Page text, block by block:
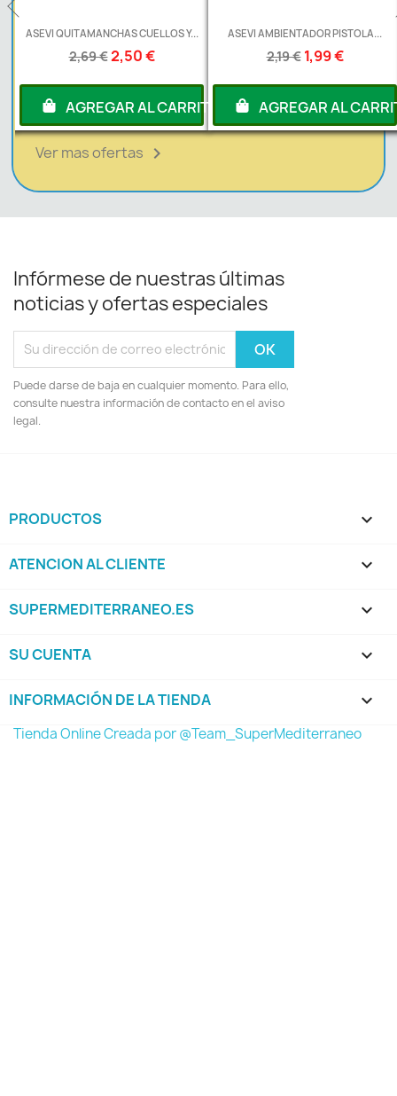
ASEVI QUITAMANCHAS CUELLOS Y...
2,69 €2,50 €
AGREGAR AL CARRITO
ASEVI AMBIENTADOR PISTOLA...
2,19 € 1,99 €
AGREGAR AL
Ver mas ofertas 
Infórmese de nuestras últimas
noticias y ofertas especiales
Puede darse de baja en cualquier momento. Para ello,
consulte nuestra información de contacto en el aviso
legal.
PRODUCTOS 
ATENCION AL CLIENTE 
SUPERMEDITERRANEO.ES 
SU CUENTA 
INFORMACIÓN DE LA TIENDA keyboard_arrow_down
Tienda Online Creada por @Team_SuperMediterraneo